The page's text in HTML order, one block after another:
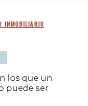
INMOBILIARIO
los que un
puede ser